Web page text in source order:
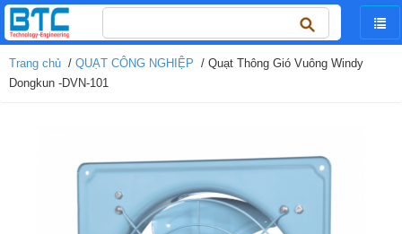
Tìm
kiếm
cho:
Trang chủ / QUẠT CÔNG NGHIỆP / Quạt Thông Gió Vuông Windy
Dongkun -DVN-101